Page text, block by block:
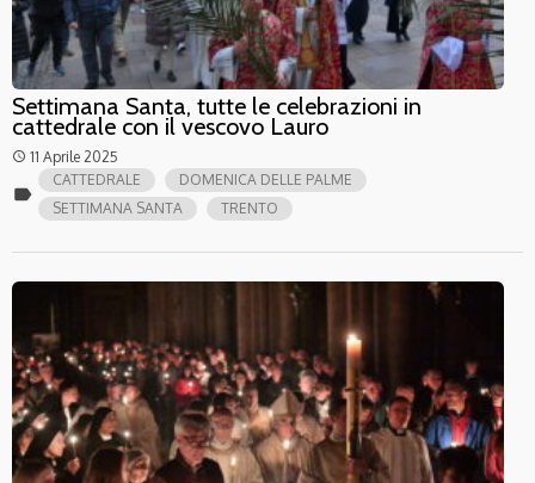
Settimana Santa, tutte le celebrazioni in
cattedrale con il vescovo Lauro
access_time 11 Aprile 2025
label
CATTEDRALE
DOMENICA DELLE PALME
SETTIMANA SANTA
TRENTO